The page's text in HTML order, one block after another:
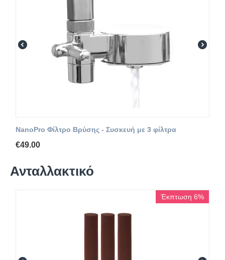
NanoPro Φίλτρο Βρύσης - Συσκευή με 3 φίλτρα
€49.00
Ανταλλακτικό
Έκπτωση 6%